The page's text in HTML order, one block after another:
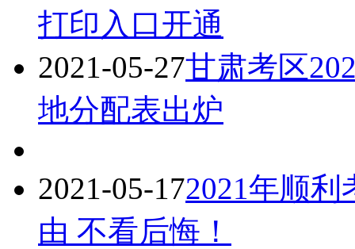
打印入口开通
2021-05-27甘肃考区
地分配表出炉
2021-05-172021年顺
由 不看后悔！